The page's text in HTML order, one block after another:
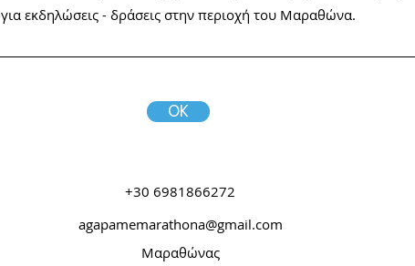
για εκδηλώσεις - δράσεις στην περιοχή του Μαραθώνα.
OK
+30 6981866272
agapamemarathona@gmail.com
Μαραθώνας